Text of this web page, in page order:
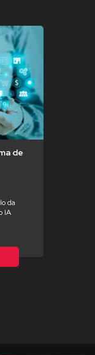
de
da
IA